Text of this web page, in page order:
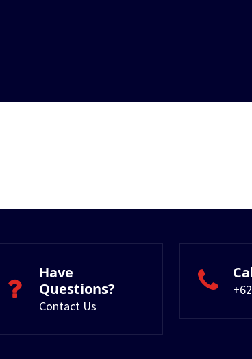
Have
Questions?
Contact Us